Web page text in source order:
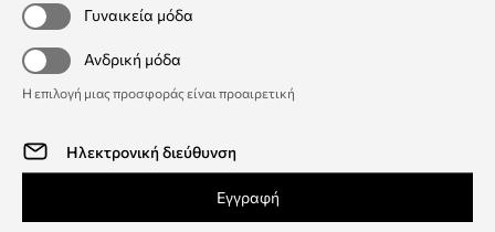
Γυναικεία μόδα
Ανδρική μόδα
Η επιλογή μιας προσφοράς είναι προαιρετική
Εγγραφή